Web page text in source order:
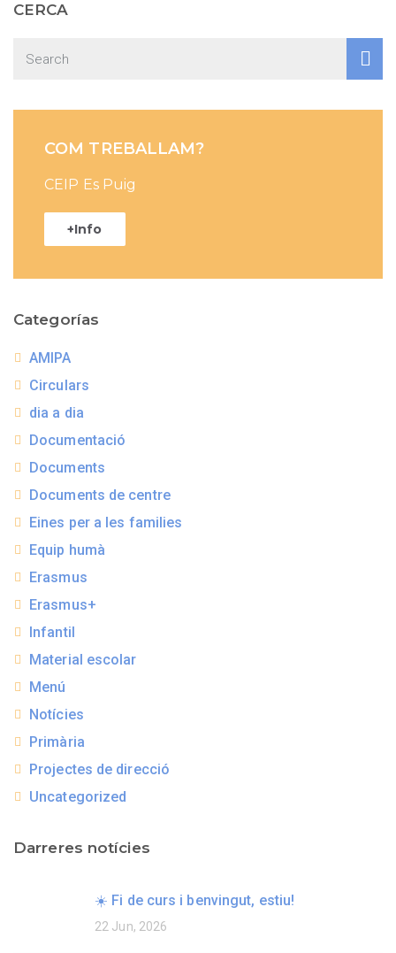
CERCA
COM TREBALLAM?
CEIP Es Puig
+Info
Categorías
AMIPA
Circulars
dia a dia
Documentació
Documents
Documents de centre
Eines per a les families
Equip humà
Erasmus
Erasmus+
Infantil
Material escolar
Menú
Notícies
Primària
Projectes de direcció
Uncategorized
Darreres notícies
☀️ Fi de curs i benvingut, estiu!
22 Jun, 2026